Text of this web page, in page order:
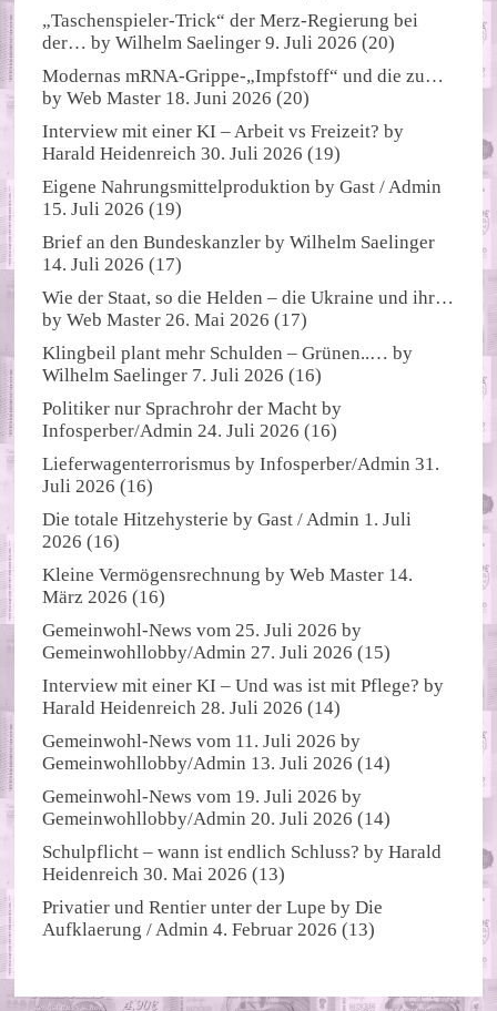
„Taschenspieler-Trick“ der Merz-Regierung bei
der… byWilhelm Saelinger 9. Juli 2026 (20)
Modernas mRNA-Grippe-„Impfstoff“ und die zu…
byWeb Master 18. Juni 2026 (20)
Interview mit einer KI – Arbeit vs Freizeit? by
Harald Heidenreich 30. Juli 2026 (19)
Eigene Nahrungsmittelproduktion byGast / Admin
15. Juli 2026 (19)
Brief an den Bundeskanzler byWilhelm Saelinger
14. Juli 2026 (17)
Wie der Staat, so die Helden – die Ukraine und ihr…
byWeb Master 26. Mai 2026 (17)
Klingbeil plant mehr Schulden – Grünen..… by
Wilhelm Saelinger 7. Juli 2026 (16)
Politiker nur Sprachrohr der Macht by
Infosperber/Admin 24. Juli 2026 (16)
Lieferwagenterrorismus byInfosperber/Admin 31.
Juli 2026 (16)
Die totale Hitzehysterie byGast / Admin 1. Juli
2026 (16)
Kleine Vermögensrechnung byWeb Master 14.
März 2026 (16)
Gemeinwohl-News vom 25. Juli 2026 by
Gemeinwohllobby/Admin 27. Juli 2026 (15)
Interview mit einer KI – Und was ist mit Pflege? by
Harald Heidenreich 28. Juli 2026 (14)
Gemeinwohl-News vom 11. Juli 2026 by
Gemeinwohllobby/Admin 13. Juli 2026 (14)
Gemeinwohl-News vom 19. Juli 2026 by
Gemeinwohllobby/Admin 20. Juli 2026 (14)
Schulpflicht – wann ist endlich Schluss? byHarald
Heidenreich 30. Mai 2026 (13)
Privatier und Rentier unter der Lupe byDie
Aufklaerung / Admin 4. Februar 2026 (13)